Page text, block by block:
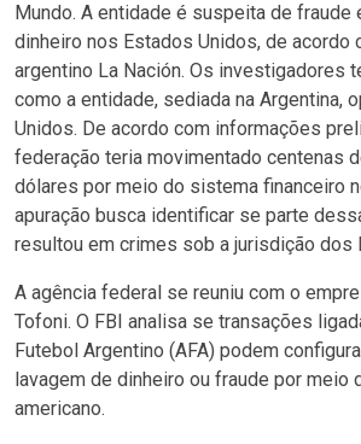
Mundo. A entidade é suspeita de fraude
dinheiro nos Estados Unidos, de acordo
argentino La Nación. Os investigadores
como a entidade, sediada na Argentina,
Unidos. De acordo com informações
federação teria movimentado centenas
dólares por meio do sistema financeiro
apuração busca identificar se parte
resultou em crimes sob a jurisdição dos
A agência federal se reuniu com o
Tofoni. O FBI analisa se transações
Futebol Argentino (AFA) podem
lavagem de dinheiro ou fraude por meio
americano.